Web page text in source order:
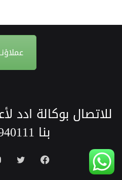
للاتصال بوكالة ادد
بنا
فيسبوك